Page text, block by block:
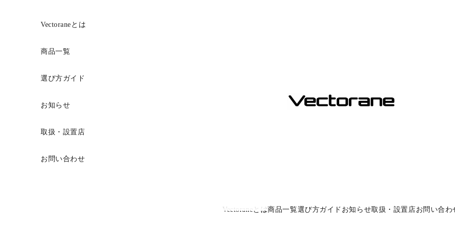
Vectorane official オンラインショップ
Vectoraneとは商品一覧選び方ガイド お知らせ取扱・設置店お問い合わ
Vectoraneとは
商品一覧
選び方ガイド
お知らせ
取扱・設置店
お問い合わせ